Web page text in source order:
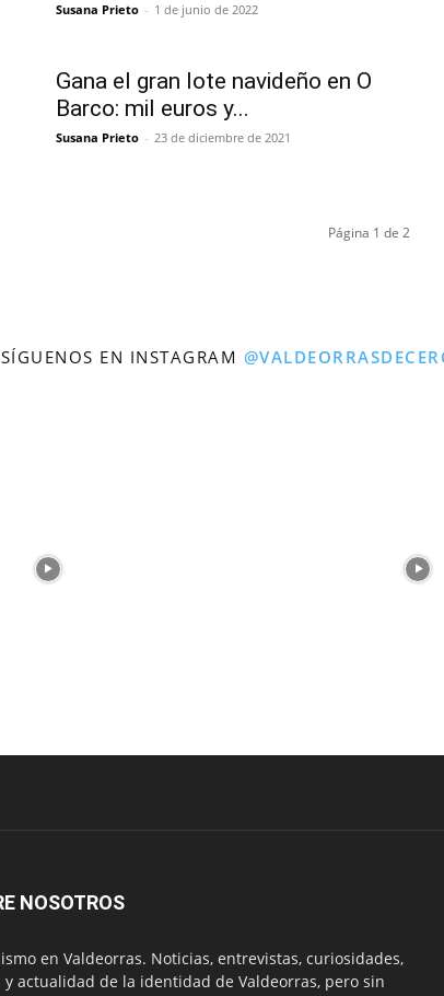
Susana Prieto - 1 de junio de 2022
Gana el gran lote navideño en O
Barco: mil euros y...
Susana Prieto - 23 de diciembre de 2021
Página 1 de 2
SÍGUENOS EN INSTAGRAM
NOSOTROS
en Valdeorras. Noticias, entrevistas, curiosidades,
y actualidad de la identidad de Valdeorras, pero sin